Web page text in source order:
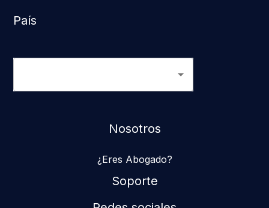
País
Nosotros
¿Eres Abogado?
Soporte